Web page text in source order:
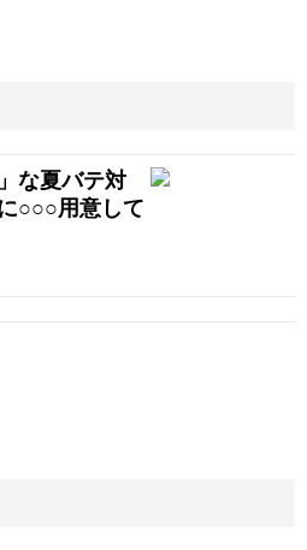
な夏バテ対
○○○用意して